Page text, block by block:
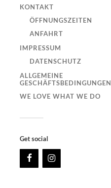
KONTAKT
ÖFFNUNGSZEITEN
ANFAHRT
IMPRESSUM
DATENSCHUTZ
ALLGEMEINE
GESCHÄFTSBEDINGUNGEN
WE LOVE WHAT WE DO
Get social